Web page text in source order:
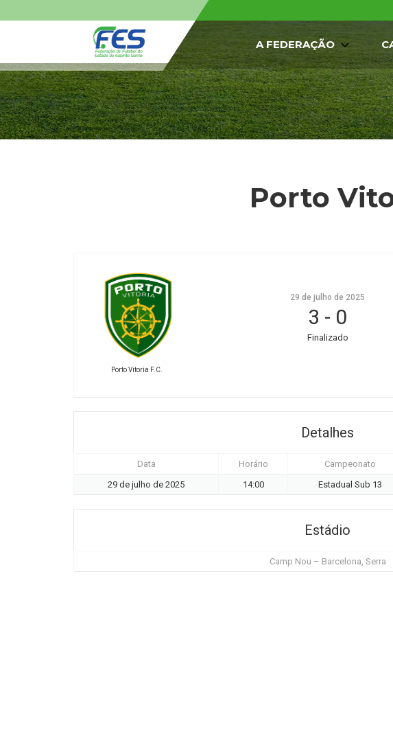
A FEDERAÇÃO
Porto
Porto Vitoria F.C.
29 de julho de 2025
3 - 0
Finalizado
Detalhes
Data Horário Campeonato
29 de julho de 2025
14:00 Estadual Sub 13
Estádio
Camp Nou – Barcelona, Serra